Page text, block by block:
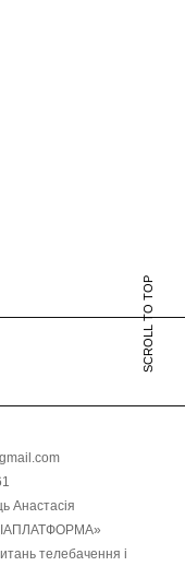
SCROLL TO TOP
Анастасія
телебачення і